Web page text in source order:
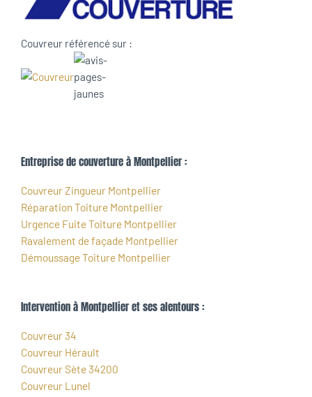
Couvreur référencé sur :
Entreprise de couverture à Montpellier :
Couvreur Zingueur Montpellier
Réparation Toiture Montpellier
Urgence Fuite Toiture Montpellier
Ravalement de façade Montpellier
Démoussage Toiture Montpellier
Intervention à Montpellier et ses alentours :
Couvreur 34
Couvreur Hérault
Couvreur Sète 34200
Couvreur Lunel